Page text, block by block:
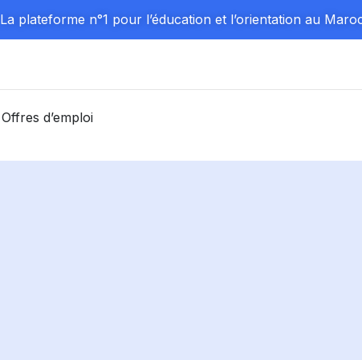
La plateforme n°1 pour l’éducation et l’orientation au
Offres d’emploi